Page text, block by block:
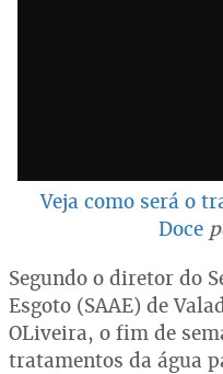
Veja como será o
Doce
Segundo o diretor do
Esgoto (SAAE) de
OLiveira, o fim de
tratamentos da água